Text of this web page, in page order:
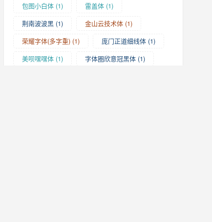
包图小白体 (1) 雷盖体 (1)
荆南波波黑 (1) 金山云技术体 (1)
荣耀字体(多字重) (1) 庞门正道细线体 (1)
美呗嘿嘿体 (1) 字体圈欣意冠黑体 (1)